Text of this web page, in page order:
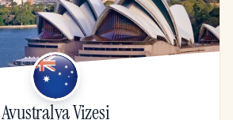
Avustralya Vizesi